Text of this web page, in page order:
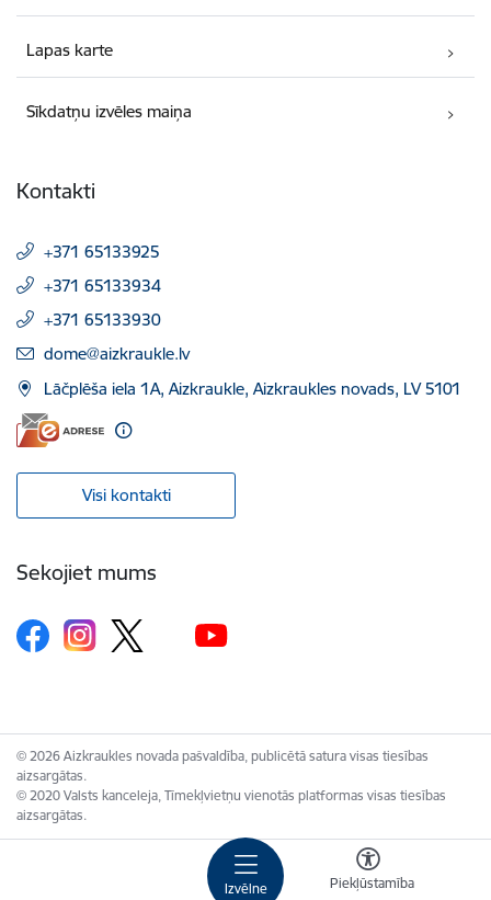
Izvēlne Piekļūstamība
Lapas karte
Sīkdatņu izvēles maiņa
Kontakti
+371 65133925
+371 65133934
+371 65133930
E-pasts:
dome@aizkraukle.lv
Lāčplēša iela 1A, Aizkraukle, Aizkraukles novads, LV 5101
Visi kontakti
Sekojiet mums
© 2026 Aizkraukles novada pašvaldība, publicētā satura visas tiesības
aizsargātas.
© 2020 Valsts kanceleja, Tīmekļvietņu vienotās platformas visas tiesības
aizsargātas.